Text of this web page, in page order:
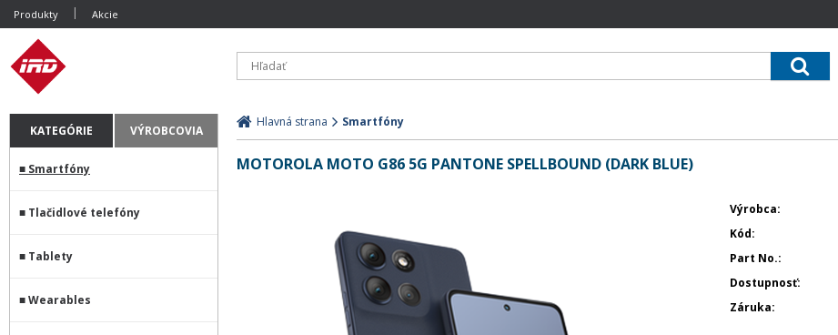
Produkty Akcie
KATEGÓRIE VÝROBCOVIA
Smartfóny
Tlačidlové telefóny
Tablety
Wearables
Hlavná strana Smartfóny
MOTOROLA MOTO G86 5G PANTONE SPELLBOUND (DARK BLUE)
Výrobca
Kód
Part No.
Dostupnosť
Záruka